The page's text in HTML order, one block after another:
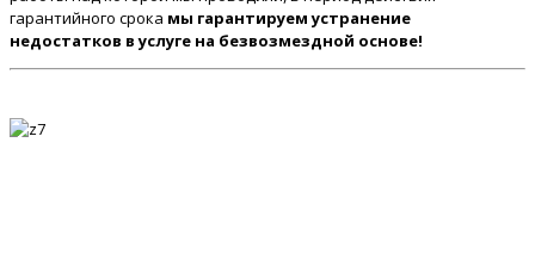
гарантийного срока мы гарантируем устранение
недостатков в услуге на безвозмездной основе!